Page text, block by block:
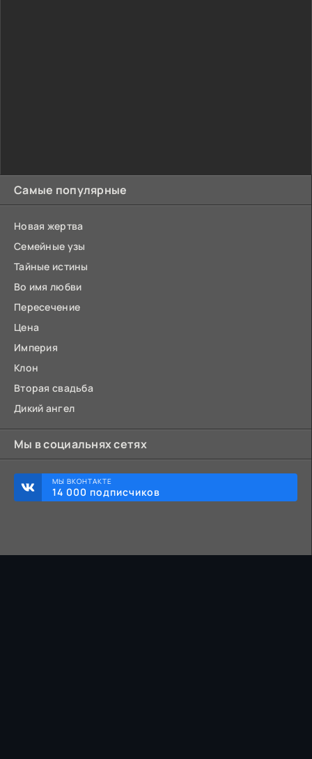
Самые популярные
Новая жертва
Семейные узы
Тайные истины
Во имя любви
Пересечение
Цена
Империя
Клон
Вторая свадьба
Дикий ангел
Мы в социальнях сетях
МЫ ВКОНТАКТЕ
14 000 подписчиков